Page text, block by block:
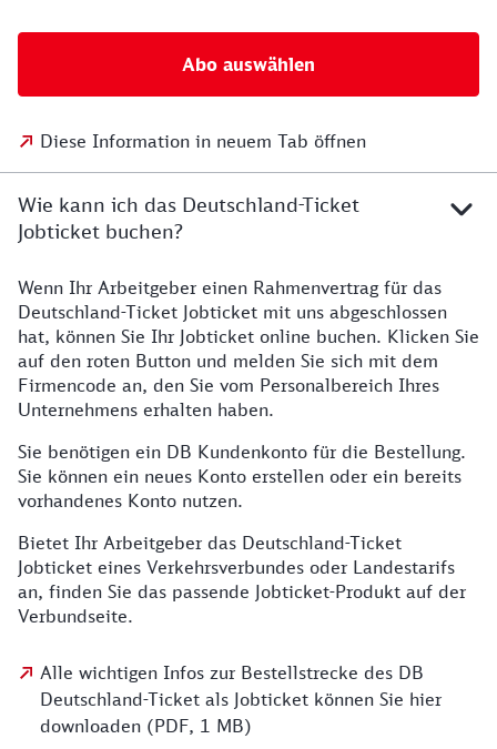
Abo auswählen
Diese Information in neuem Tab öffnen
Wie kann ich das Deutschland-Ticket
Jobticket buchen?
Wenn Ihr Arbeitgeber einen Rahmenvertrag für das
Deutschland-Ticket Jobticket mit uns abgeschlossen
hat, können Sie Ihr Jobticket online buchen. Klicken Sie
auf den roten Button und melden Sie sich mit dem
Firmencode an, den Sie vom Personalbereich Ihres
Unternehmens erhalten haben.
Sie benötigen ein DB Kundenkonto für die Bestellung.
Sie können ein neues Konto erstellen oder ein bereits
vorhandenes Konto nutzen.
Bietet Ihr Arbeitgeber das Deutschland-Ticket
Jobticket eines Verkehrsverbundes oder Landestarifs
an, finden Sie das passende Jobticket-Produkt auf der
Verbundseite.
Alle wichtigen Infos zur Bestellstrecke des DB
Deutschland-Ticket als Jobticket können Sie hier
downloaden (PDF, 1 MB)